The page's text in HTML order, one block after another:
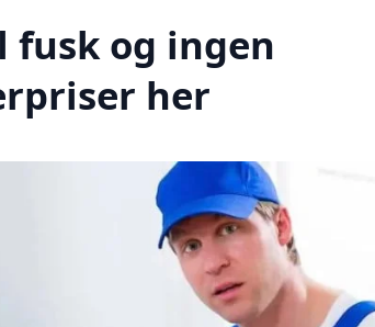
fusk og ingen
her